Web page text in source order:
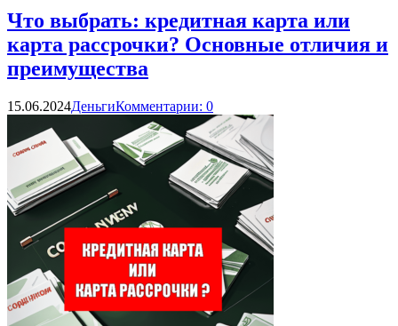
Что выбрать: кредитная карта или
карта рассрочки? Основные отличия и
преимущества
15.06.2024ДеньгиКомментарии: 0